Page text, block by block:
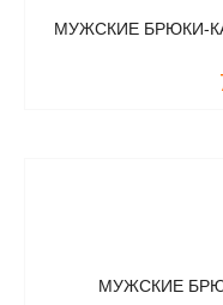
МУЖСКИЕ БРЮКИ-
МУЖСКИЕ